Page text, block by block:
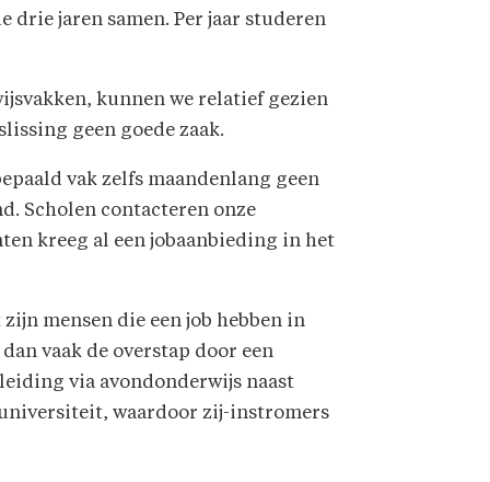
jaren samen. Per jaar studeren
kunnen we relatief gezien
geen goede zaak.
vak zelfs maandenlang geen
Scholen contacteren onze
kreeg al een jobaanbieding in het
mensen die een job hebben in
vaak de overstap door een
via avondonderwijs naast
universiteit, waardoor zij-instromers